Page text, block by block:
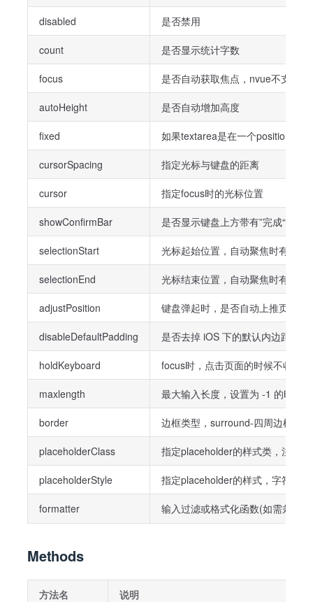
disabled 是否禁用
count 是否显示统计字数
focus 是否自动获取焦点，nvue不支持
autoHeight 是否自动增加高度
fixed 如果textarea是在一个
cursorSpacing 指定光标与键盘的距离
cursor 指定focus时的光标位置
showConfirmBar 是否显示键盘上方带有”完成“按钮
selectionStart 光标起始位置，自动聚焦时有效
selectionEnd 光标结束位置，自动聚焦时有效
adjustPosition 键盘弹起时，是否自动上推页面
disableDefaultPadding 是否去掉 iOS 下的默认内边距，
holdKeyboard focus时，点击页面的时候不收起
maxlength 最大输入长度，设置为 -1 的时候
border 边框类型，surround-四周边框，
placeholderClass 指定placeholder的样式类，注意
placeholderStyle 指定placeholder的样式，字符串/
formatter 输入过滤或格式化函数(如需兼容
Methods
方法名 说明